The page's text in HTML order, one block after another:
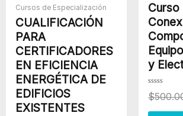
Cursos de Especialización
CUALIFICACIÓN
PARA
CERTIFICADORES
EN EFICIENCIA
ENERGÉTICA DE
EDIFICIOS
EXISTENTES
Curso
y
Valorado
con
de
$